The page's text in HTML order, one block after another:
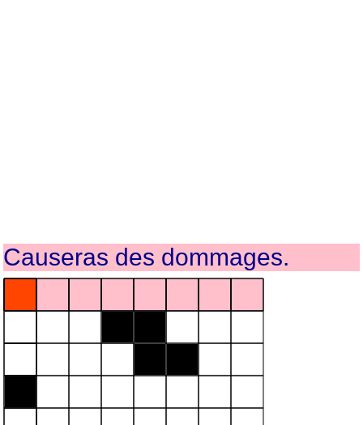
Causeras des dommages.